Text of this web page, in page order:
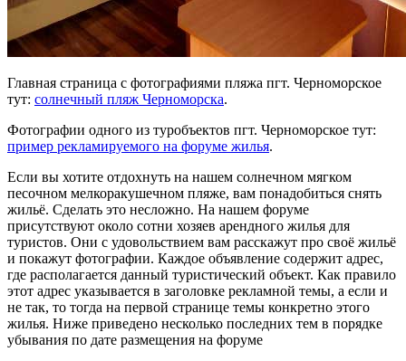
Главная страница с фотографиями пляжа пгт. Черноморское
тут: солнечный пляж Черноморска.
Фотографии одного из туробъектов пгт. Черноморское тут:
пример рекламируемого на форуме жилья.
Если вы хотите отдохнуть на нашем солнечном мягком
песочном мелкоракушечном пляже, вам понадобиться снять
жильё. Сделать это несложно. На нашем форуме
присутствуют около сотни хозяев арендного жилья для
туристов. Они с удовольствием вам расскажут про своё жильё
и покажут фотографии. Каждое объявление содержит адрес,
где располагается данный туристический объект. Как правило
этот адрес указывается в заголовке рекламной темы, а если и
не так, то тогда на первой странице темы конкретно этого
жилья. Ниже приведено несколько последних тем в порядке
убывания по дате размещения на форуме